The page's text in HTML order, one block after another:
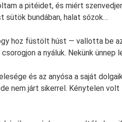
a pitéidet, és miért
sütök bundában, halat sózok…
hoz füstölt húst — vallotta be
a nyáluk. Nekünk ünnep
és az anyósa a saját
nem járt sikerrel. Kénytelen